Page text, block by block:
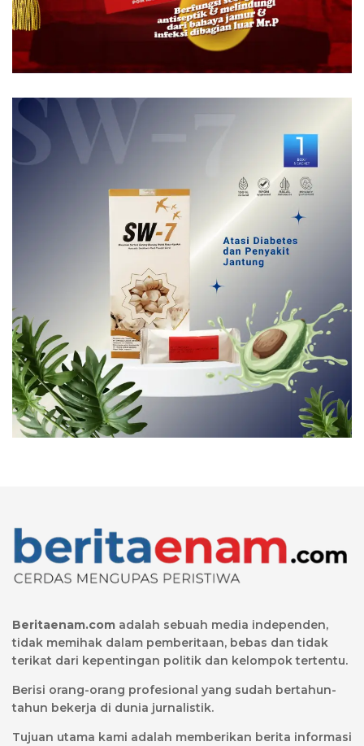
Beritaenam.com adalah sebuah media independen,
tidak memihak dalam pemberitaan, bebas dan tidak
terikat dari kepentingan politik dan kelompok tertentu.
Berisi orang-orang profesional yang sudah bertahun-
tahun bekerja di dunia jurnalistik.
Tujuan utama kami adalah memberikan berita informasi